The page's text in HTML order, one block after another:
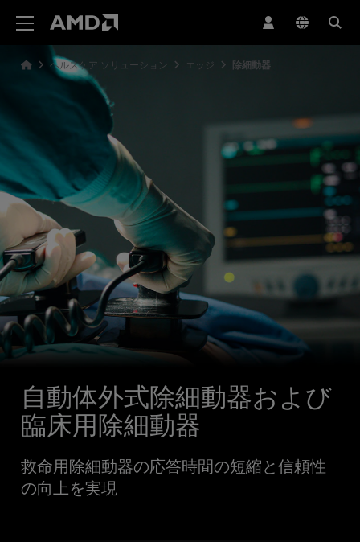
ヘルスケア ソリューション エッジ 除細動器
自動体外式除細動器および
臨床用除細動器
救命用除細動器の応答時間の短縮と信頼性
の向上を実現